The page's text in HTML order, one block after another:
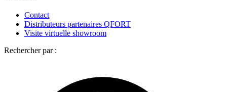
Contact
Distributeurs partenaires QFORT
Visite virtuelle showroom
Rechercher par :